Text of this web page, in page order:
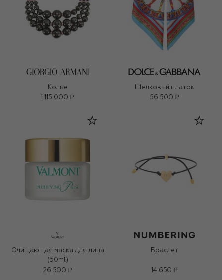
Колье
1 115 000 ₽
Шелковый платок
56 500 ₽
Очищающая маска для лица
(50ml)
26 500 ₽
Браслет
14 650 ₽